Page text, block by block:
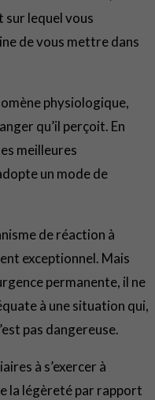
sur lequel vous
de vous mettre dans
physiologique,
qu’il perçoit. En
meilleures
un mode de
de réaction à
exceptionnel. Mais
permanente, il ne
à une situation qui,
pas dangereuse.
à s’exercer à
la légèreté par rapport